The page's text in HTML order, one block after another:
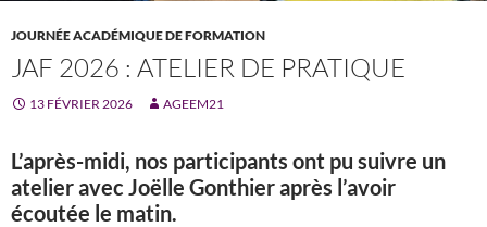
JOURNÉE ACADÉMIQUE DE FORMATION
JAF 2026 : ATELIER DE PRATIQUE
13 FÉVRIER 2026 AGEEM21
L’après-midi, nos participants ont pu suivre un
atelier avec Joëlle Gonthier après l’avoir
écoutée le matin.